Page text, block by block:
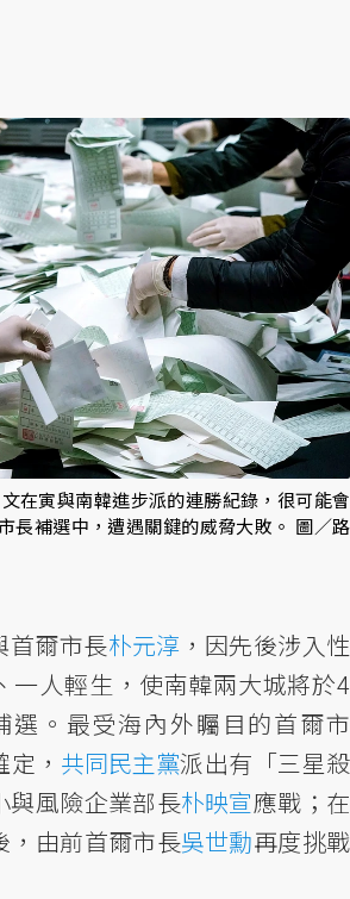
在寅與南韓進步派的連勝紀錄，很可能會
長補選中，遭遇關鍵的威脅大敗。 圖／路
首爾市長朴元淳 ，因先後涉入性
一人輕生，使南韓兩大城將於4
選。最受海內外矚目的首爾市
， 共同民主黨派出有「三星殺
與風險企業部長朴映宣應戰；在
，由前首爾市長吳世勳再度挑戰